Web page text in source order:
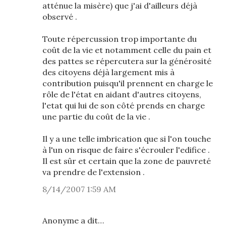
atténue la misère) que j'ai d'ailleurs déjà
observé .
Toute répercussion trop importante du
coût de la vie et notamment celle du pain et
des pattes se répercutera sur la générosité
des citoyens déjà largement mis à
contribution puisqu'il prennent en charge le
rôle de l'état en aidant d'autres citoyens,
l'etat qui lui de son côté prends en charge
une partie du coût de la vie .
Il y a une telle imbrication que si l'on touche
à l'un on risque de faire s'écrouler l'edifice .
Il est sûr et certain que la zone de pauvreté
va prendre de l'extension .
8/14/2007 1:59 AM
Anonyme a dit…